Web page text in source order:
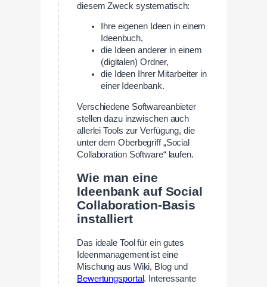
diesem Zweck systematisch:
Ihre eigenen Ideen in einem
Ideenbuch,
die Ideen anderer in einem
(digitalen) Ordner,
die Ideen Ihrer Mitarbeiter in
einer Ideenbank.
Verschiedene Softwareanbieter
stellen dazu inzwischen auch
allerlei Tools zur Verfügung, die
unter dem Oberbegriff „Social
Collaboration Software“ laufen.
Wie man eine
Ideenbank auf Social
Collaboration-Basis
installiert
Das ideale Tool für ein gutes
Ideenmanagement ist eine
Mischung aus Wiki, Blog und
Bewertungsportal. Interessante